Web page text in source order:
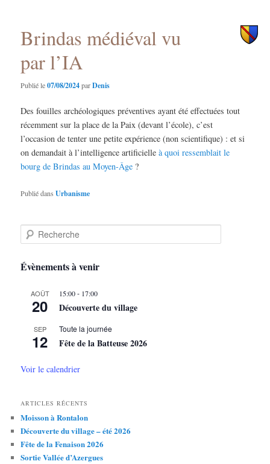
Brindas médiéval vu
par l’IA
Publié le07/08/2024parDenis
Des fouilles archéologiques préventives ayant été effectuées tout
récemment sur la place de la Paix (devant l’école), c’est
l’occasion de tenter une petite expérience (non scientifique) : et si
on demandait à l’intelligence artificielleà quoi ressemblait le
bourg de Brindas au Moyen-Âge ?
Publié dans Urbanisme
e
h
Évènements à venir
AOÛT
20
15:00- 17:00
Découverte du village
SEP
12
Toute la journée
Fête de la Batteuse 2026
Voir le calendrier
ARTICLES RÉCENTS
Moisson à Rontalon
Découverte du village – été 2026
Fête de la Fenaison 2026
Sortie Vallée d’Azergues